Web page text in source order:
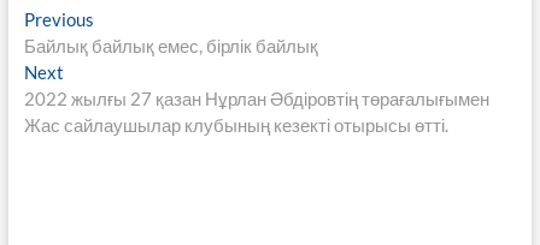
Навигация
по
записям
PreviousPrevious
post:
Байлық байлық емес, бірлік байлық
NextNext
post:
2022 жылғы 27 қазан Нұрлан Әбдіровтің төрағалығымен
Жас сайлаушылар клубының кезекті отырысы өтті.